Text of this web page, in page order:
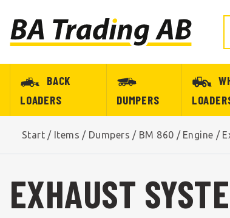
BACK
LOADERS
DUMPERS
Start / Items / Dumpers / BM 860 / Engine /
EXHAUST